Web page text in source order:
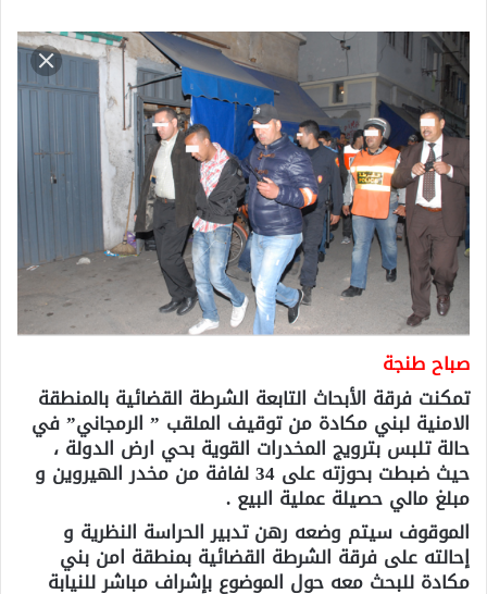
صباح طنجة
تمكنت فرقة الأبحاث التابعة الشرطة القضائية بالمنطقة
الامنية لبني مكادة من توقيف الملقب ” الرمجاني” في
حالة تلبس بترويج المخدرات القوية بحي ارض الدولة ،
حيث ضبطت بحوزته على 34 لفافة من مخدر الهيروين و
مبلغ مالي حصيلة عملية البيع .
الموقوف سيتم وضعه رهن تدبير الحراسة النظرية و
إحالته على فرقة الشرطة القضائية بمنطقة امن بني
مكادة للبحث معه حول الموضوع بإشراف مباشر للنيابة